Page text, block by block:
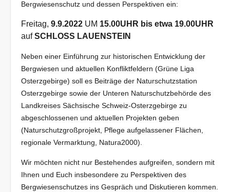
Bergwiesenschutz und dessen Perspektiven ein:
Freitag,9.9.2022 UM 15.00UHR bis etwa 19.00UHR
aufSCHLOSS LAUENSTEIN
Neben einer Einführung zur historischen Entwicklung der
Bergwiesen und aktuellen Konfliktfeldern (Grüne Liga
Osterzgebirge) soll es Beiträge der Naturschutzstation
Osterzgebirge sowie der Unteren Naturschutzbehörde des
Landkreises Sächsische Schweiz-Osterzgebirge zu
abgeschlossenen und aktuellen Projekten geben
(Naturschutzgroßprojekt, Pflege aufgelassener Flächen,
regionale Vermarktung, Natura2000).
Wir möchten nicht nur Bestehendes aufgreifen, sondern mit
Ihnen und Euch insbesondere zu Perspektiven des
Bergwiesenschutzes ins Gespräch und Diskutieren kommen.